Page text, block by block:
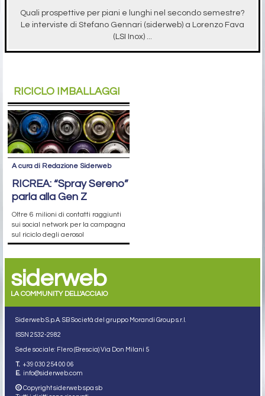
Quali prospettive per piani e lunghi nel secondo semestre?
Le interviste di Stefano Gennari (siderweb) a Lorenzo Fava
(LSI Inox) ...
RICICLO IMBALLAGGI
A cura di Redazione Siderweb
RICREA: “Spray Sereno”
parla alla Gen Z
Oltre 6 milioni di contatti raggiunti
sui social network per la campagna
sul riciclo degli aerosol
siderweb
LA COMMUNITY DELL'ACCIAIO
Siderweb S.p.A. SB Società del gruppo Morandi Group s.r.l.
ISSN 2532-2982
Sede sociale: Flero (Brescia) Via Don Milani 5
T. +39 030 254 00 06
E. info@siderweb.com
Copyright siderweb spa sb